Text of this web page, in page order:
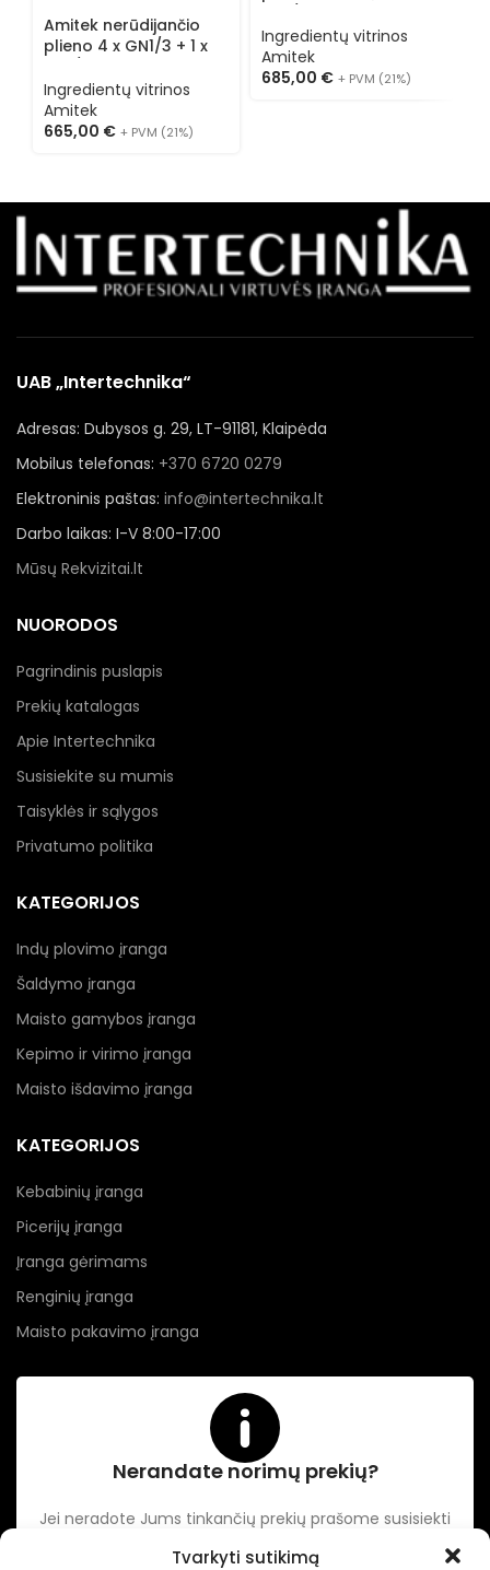
Tvarkyti sutikimą
Amitek nerūdijančio
plieno 4 x GN1/3 + 1 x
ingredientų vitrina
AK14438L
Ingredientų vitrinos
Amitek
665,00 € + PVM (21%)
ingredientų vitrina su
stiklu AK15438
Ingredientų vitrinos
Amitek
685,00 € + PVM (21%)
UAB „Intertechnika“
Adresas: Dubysos g. 29, LT-91181, Klaipėda
Mobilus telefonas: +370 6720 0279
Elektroninis paštas: info@intertechnika.lt
Darbo laikas: I-V 8:00-17:00
Mūsų Rekvizitai.lt
NUORODOS
Pagrindinis puslapis
Prekių katalogas
Apie Intertechnika
Susisiekite su mumis
Taisyklės ir sąlygos
Privatumo politika
KATEGORIJOS
Indų plovimo įranga
Šaldymo įranga
Maisto gamybos įranga
Kepimo ir virimo įranga
Maisto išdavimo įranga
KATEGORIJOS
Kebabinių įranga
Picerijų įranga
Įranga gėrimams
Renginių įranga
Maisto pakavimo įranga
Nerandate norimų prekių?
Jei neradote Jums tinkančių prekių prašome susisiekti